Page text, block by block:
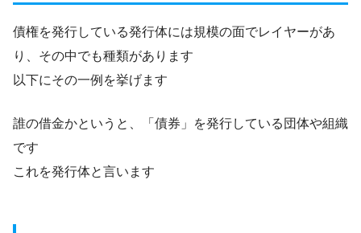
債権を発行している発行体には規模の面でレイヤーがあ
り、その中でも種類があります
以下にその一例を挙げます
誰の借金かというと、「債券」を発行している団体や組織
です
これを発行体と言います